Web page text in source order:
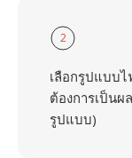
2
เลือกรูปแบบ
ต้องการเป็น
รูปแบบ)